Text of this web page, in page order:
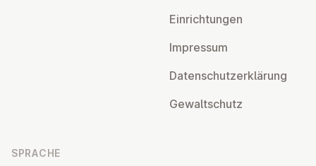
Ein­rich­tun­gen
Impressum
Da­ten­schutz­er­klä­rung
Ge­walt­schutz
SPRACHE